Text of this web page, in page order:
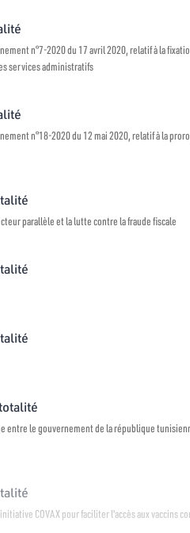
n°7-2020 du 17 avril 2020, relatif à la
services administratifs
n°18-2020 du 12 mai 2020, relatif à la
parallèle et la lutte contre la fraude fiscale
entre le gouvernement de la république
COVAX pour faciliter l'accès aux vaccins